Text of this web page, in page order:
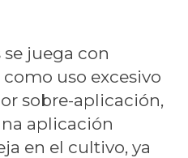
juega con
uso excesivo
sobre-aplicación,
aplicación
en el cultivo, ya